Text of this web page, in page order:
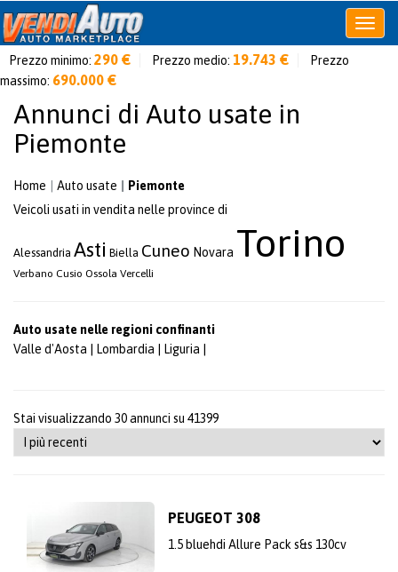
Apri
o
Prezzo minimo: 290 € Prezzo medio: 19.743 €
Prezzo
massimo: 690.000 €
Annunci di Auto usate in
Piemonte
Home Auto usate
Piemonte
Veicoli usati in vendita nelle province di
Alessandria Asti Biella Cuneo Novara Torino
Verbano Cusio Ossola Vercelli
Auto usate nelle regioni confinanti
Valle d'Aosta
Lombardia Liguria
Stai visualizzando 30 annunci su 41399
PEUGEOT 308
1.5 bluehdi Allure Pack s&s 130cv